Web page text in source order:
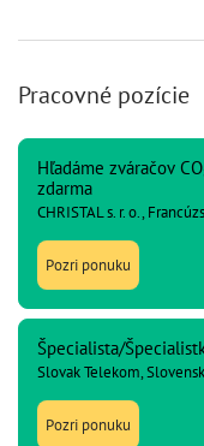
Pracovné pozície
Hľadáme zváračov
zdarma
CHRISTAL s. r. o.,
Pozri ponuku
Špecialista/
Slovak Telekom,
Pozri ponuku